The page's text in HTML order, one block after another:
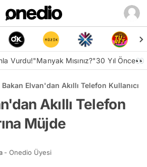
Vurdu!"Manyak Mısınız?"30 Yıl Önce👀
Bakan Elvan'dan Akıllı Telefon
Akıllı Telefon
Müjde
- Onedio Üyesi